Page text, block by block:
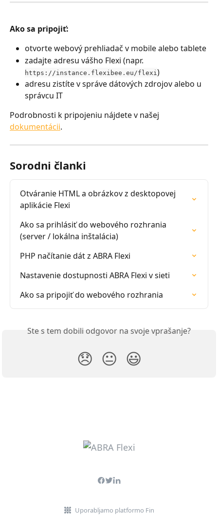
Ako sa pripojiť:
otvorte webový prehliadač v mobile alebo tablete
zadajte adresu vášho Flexi (napr.
https://instance.flexibee.eu/flexi )
adresu zistíte v správe dátových zdrojov alebo u
správcu IT
Podrobnosti k pripojeniu nájdete v našej
dokumentácii.
Sorodni članki
Otváranie HTML a obrázkov z desktopovej
aplikácie Flexi
Ako sa prihlásiť do webového rozhrania
(server / lokálna inštalácia)
PHP načítanie dát z ABRA Flexi
Nastavenie dostupnosti ABRA Flexi v sieti
Ako sa pripojiť do webového rozhrania
Ste s tem dobili odgovor na svoje vprašanje?
😞 😐 😃
Uporabljamo platformo Fin